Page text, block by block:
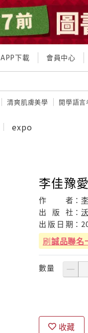
APP下載 會員中心
清爽肌膚美學 開學語
expo
李佳豫
作 者：
出
版 社：
出 版 日 期：
刷誠品聯名
數量
收藏